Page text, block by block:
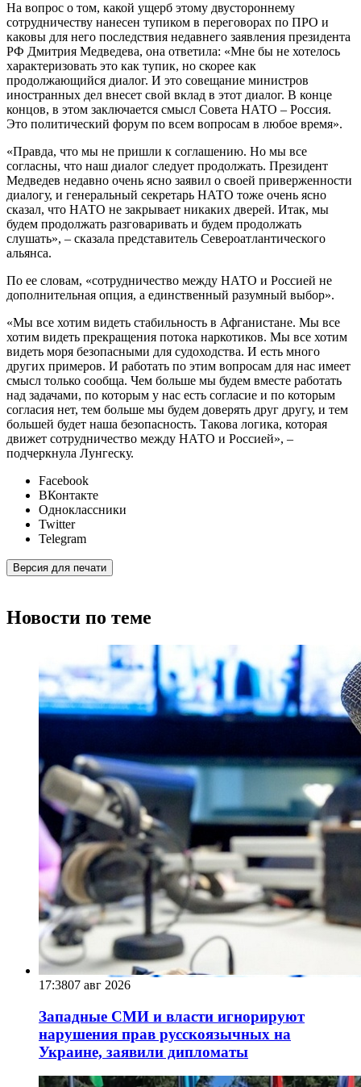
На вопрос о том, какой ущерб этому двустороннему
сотрудничеству нанесен тупиком в переговорах по ПРО и
каковы для него последствия недавнего заявления президента
РФ Дмитрия Медведева, она ответила: «Мне бы не хотелось
характеризовать это как тупик, но скорее как
продолжающийся диалог. И это совещание министров
иностранных дел внесет свой вклад в этот диалог. В конце
концов, в этом заключается смысл Совета НАТО – Россия.
Это политический форум по всем вопросам в любое время».
«Правда, что мы не пришли к соглашению. Но мы все
согласны, что наш диалог следует продолжать. Президент
Медведев недавно очень ясно заявил о своей приверженности
диалогу, и генеральный секретарь НАТО тоже очень ясно
сказал, что НАТО не закрывает никаких дверей. Итак, мы
будем продолжать разговаривать и будем продолжать
слушать», – сказала представитель Североатлантического
альянса.
По ее словам, «сотрудничество между НАТО и Россией не
дополнительная опция, а единственный разумный выбор».
«Мы все хотим видеть стабильность в Афганистане. Мы все
хотим видеть прекращения потока наркотиков. Мы все хотим
видеть моря безопасными для судоходства. И есть много
других примеров. И работать по этим вопросам для нас имеет
смысл только сообща. Чем больше мы будем вместе работать
над задачами, по которым у нас есть согласие и по которым
согласия нет, тем больше мы будем доверять друг другу, и тем
большей будет наша безопасность. Такова логика, которая
движет сотрудничество между НАТО и Россией», –
подчеркнула Лунгеску.
Facebook
ВКонтакте
Одноклассники
Twitter
Telegram
Версия для печати
Новости по теме
17:3807 авг 2026
Западные СМИ и власти игнорируют
нарушения прав русскоязычных на
Украине, заявили дипломаты